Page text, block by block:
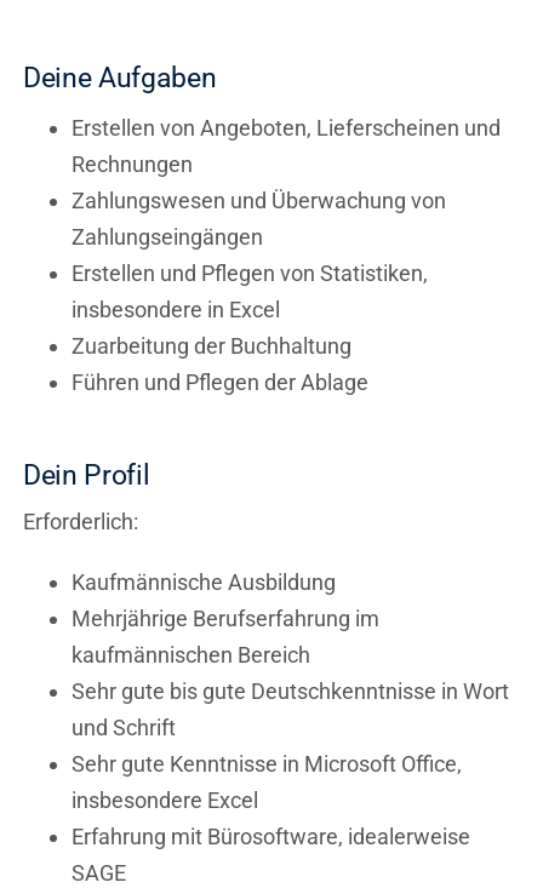
Deine Aufgaben
Erstellen von Angeboten, Lieferscheinen und
Rechnungen
Zahlungswesen und Überwachung von
Zahlungseingängen
Erstellen und Pflegen von Statistiken,
insbesondere in Excel
Zuarbeitung der Buchhaltung
Führen und Pflegen der Ablage
Dein Profil
Erforderlich:
Kaufmännische Ausbildung
Mehrjährige Berufserfahrung im
kaufmännischen Bereich
Sehr gute bis gute Deutschkenntnisse in Wort
und Schrift
Sehr gute Kenntnisse in Microsoft Office,
insbesondere Excel
Erfahrung mit Bürosoftware, idealerweise
SAGE